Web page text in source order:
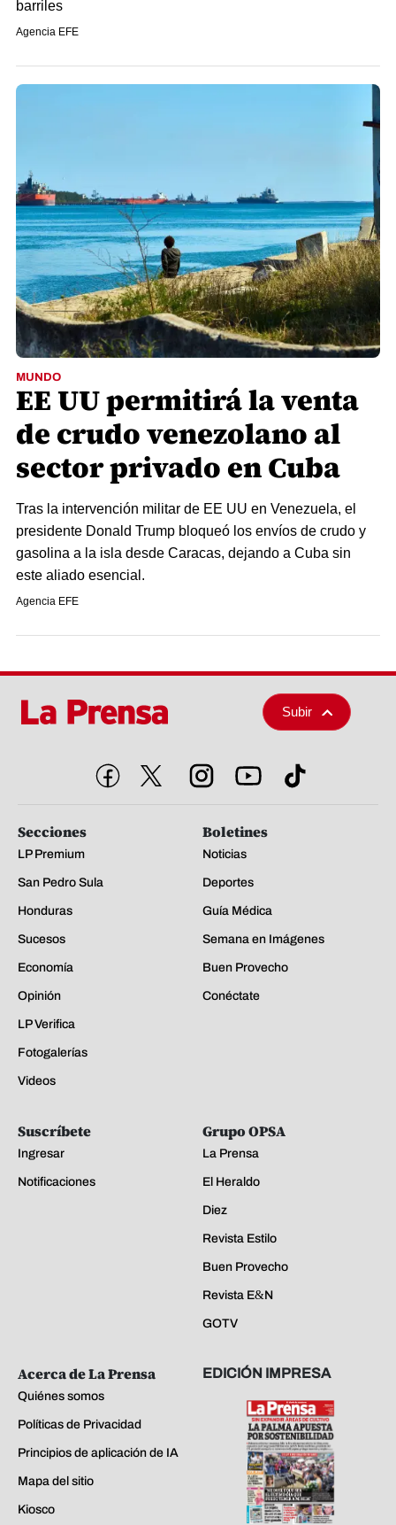
barriles
Agencia EFE
MUNDO
EE UU permitirá la venta
de crudo venezolano al
sector privado en Cuba
Tras la intervención militar de EE UU en Venezuela, el
presidente Donald Trump bloqueó los envíos de crudo y
gasolina a la isla desde Caracas, dejando a Cuba sin
este aliado esencial.
Agencia EFE
Subir
Secciones
LP Premium
San Pedro Sula
Honduras
Sucesos
Economía
Opinión
LP Verifica
Fotogalerías
Videos
Boletines
Noticias
Deportes
Guía Médica
Semana en Imágenes
Buen Provecho
Conéctate
Suscríbete
Ingresar
Notificaciones
Grupo OPSA
La Prensa
El Heraldo
Diez
Revista Estilo
Buen Provecho
Revista E&N
GOTV
Acerca de La Prensa
Quiénes somos
Políticas de Privacidad
Principios de aplicación de IA
Mapa del sitio
Kiosco
EDICIÓN IMPRESA